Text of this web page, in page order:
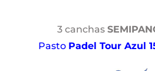
3 canchas
Pasto Padel Tour Azul